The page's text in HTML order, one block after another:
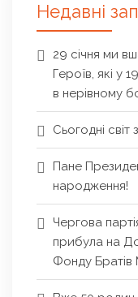
Недавні
29 січня ми
Героїв, які у
в нерівному
Сьогодні
Пане
народження!
Чергова
прибула на
Фонду Братів